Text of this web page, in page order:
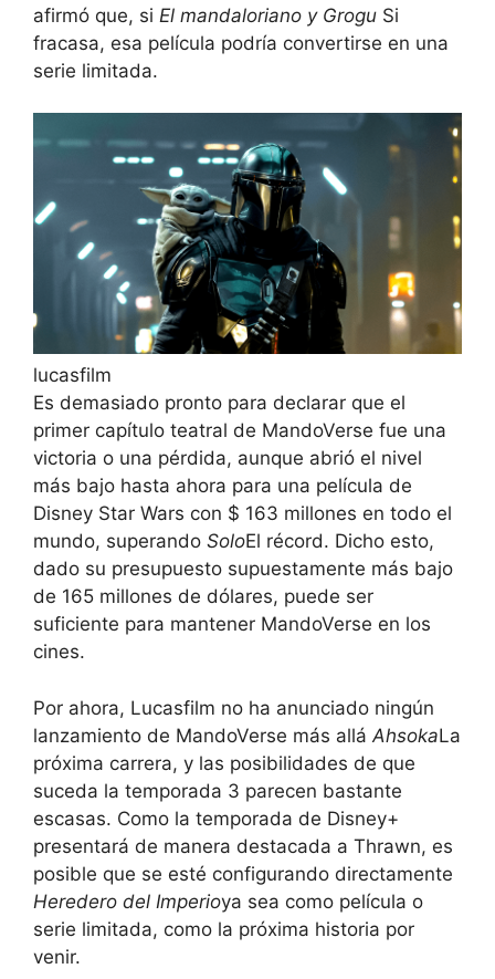
afirmó que, si El mandaloriano y Grogu Si
fracasa, esa película podría convertirse en una
serie limitada.
lucasfilm
Es demasiado pronto para declarar que el
primer capítulo teatral de MandoVerse fue una
victoria o una pérdida, aunque abrió el nivel
más bajo hasta ahora para una película de
Disney Star Wars con $ 163 millones en todo el
mundo, superando SoloEl récord. Dicho esto,
dado su presupuesto supuestamente más bajo
de 165 millones de dólares, puede ser
suficiente para mantener MandoVerse en los
cines.
Por ahora, Lucasfilm no ha anunciado ningún
lanzamiento de MandoVerse más allá AhsokaLa
próxima carrera, y las posibilidades de que
suceda la temporada 3 parecen bastante
escasas. Como la temporada de Disney+
presentará de manera destacada a Thrawn, es
posible que se esté configurando directamente
Heredero del Imperioya sea como película o
serie limitada, como la próxima historia por
venir.